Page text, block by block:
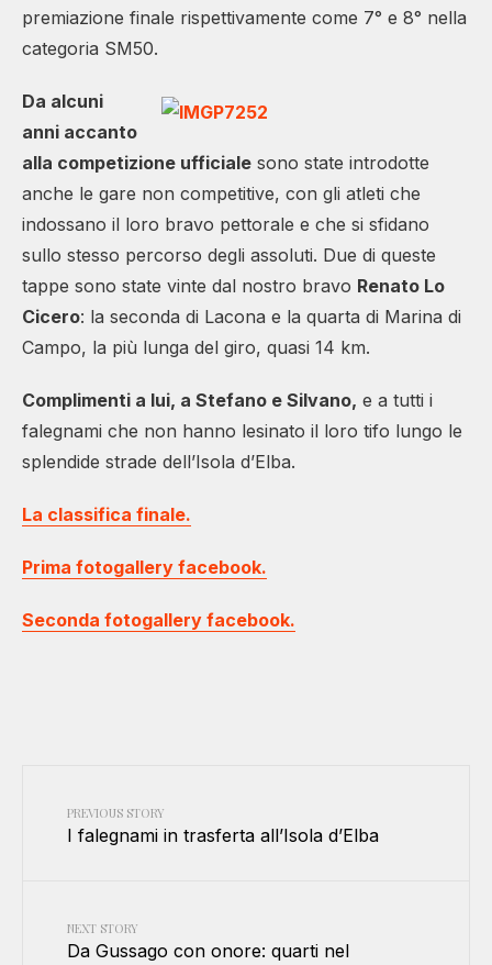
premiazione finale rispettivamente come 7° e 8° nella
categoria SM50.
Da alcuni
anni accanto
alla competizione ufficiale sono state introdotte
anche le gare non competitive, con gli atleti che
indossano il loro bravo pettorale e che si sfidano
sullo stesso percorso degli assoluti. Due di queste
tappe sono state vinte dal nostro bravo Renato Lo
Cicero: la seconda di Lacona e la quarta di Marina di
Campo, la più lunga del giro, quasi 14 km.
Complimenti a lui, a Stefano e Silvano, e a tutti i
falegnami che non hanno lesinato il loro tifo lungo le
splendide strade dell’Isola d’Elba.
La classifica finale.
Prima fotogallery facebook.
Seconda fotogallery facebook.
PREVIOUS STORY
I falegnami in trasferta all’Isola d’Elba
NEXT STORY
Da Gussago con onore: quarti nel